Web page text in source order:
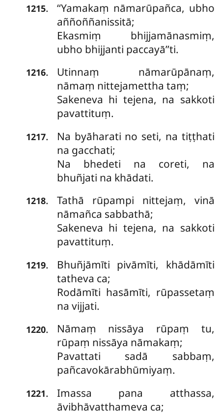
1215.
‘‘Yamakaṃ nāmarūpañca, ubho
aññoññanissitā;
Ekasmiṃ bhijjamānasmiṃ,
ubho bhijjanti paccayā’’ti.
1216.
Utinnaṃ nāmarūpānaṃ,
nāmaṃ nittejamettha taṃ;
Sakeneva hi tejena, na sakkoti
pavattituṃ.
1217.
Na byāharati no seti, na tiṭṭhati
na gacchati;
Na bhedeti na coreti, na
bhuñjati na khādati.
1218.
Tathā rūpampi nittejaṃ, vinā
nāmañca sabbathā;
Sakeneva hi tejena, na sakkoti
pavattituṃ.
1219.
Bhuñjāmīti pivāmīti, khādāmīti
tatheva ca;
Rodāmīti hasāmīti, rūpassetaṃ
na vijjati.
1220. Nāmaṃ nissāya rūpaṃ tu,
rūpaṃ nissāya nāmakaṃ;
Pavattati sadā sabbaṃ,
pañcavokārabhūmiyaṃ.
1221.
Imassa pana atthassa,
āvibhāvatthameva ca;